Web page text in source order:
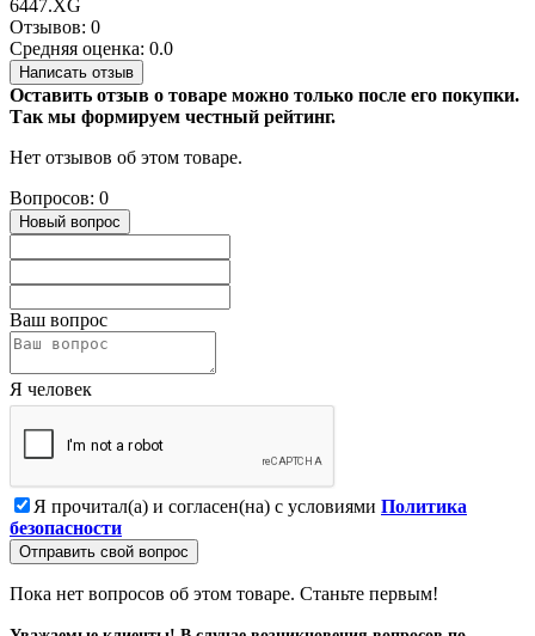
6447.XG
Отзывов: 0
Средняя оценка: 0.0
Написать отзыв
Оставить отзыв о товаре можно только после его покупки.
Так мы формируем честный рейтинг.
Нет отзывов об этом товаре.
Вопросов: 0
Новый вопрос
Ваш вопрос
Я человек
Я прочитал(а) и согласен(на) с условиями Политика
безопасности
Отправить свой вопрос
Пока нет вопросов об этом товаре. Станьте первым!